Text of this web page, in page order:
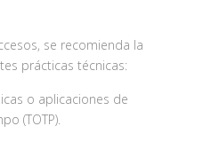
se recomienda la
prácticas técnicas:
o aplicaciones de
(TOTP).